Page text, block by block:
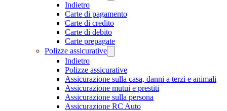
Indietro
Carte di pagamento
Carte di credito
Carte di debito
Carte prepagate
Polizze assicurative
Indietro
Polizze assicurative
Assicurazione sulla casa, danni a terzi e animali
Assicurazione mutui e prestiti
Assicurazione sulla persona
Assicurazione RC Auto